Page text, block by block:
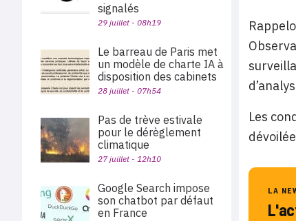
Les
LA
signalés
29 juillet - 08h19
Le barreau de Paris met
un modèle de charte IA à
disposition des cabinets
28 juillet - 07h54
Pas de trève estivale
pour le dérèglement
climatique
27 juillet - 12h10
Google Search impose
son chatbot par défaut
en France